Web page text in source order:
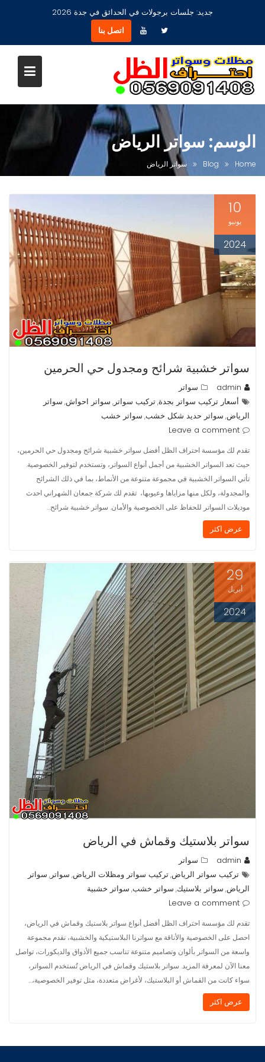
جديد: جلسات برجولات في الحدائق في جدة 2026
اتصل بنا
الوسم: سواتر الرياض
Home
Blog سواتر الرياض
10
يونيو
2024
سواتر خشبية شرائح ومجدول حي الحرمين
admin
سواتر
أسعار تركيب سواتر بجدة,تركيب سواتر, سواتر احواش, سواتر
الرياض, سواتر حديد شكل خشب, سواتر خشب
Leave a comment
تقدم لك مؤسسة احتراف الظل أفضل سواتر خشبية شرائح ومجدول حي الحرمين،
حيث تعد السواتر الخشبية من أجمل أنواع السواتر، وتستخدم لتوفير الخصوصية.
تأتي السواتر الخشبية في مجموعة متنوعة من الأنماط، بما في ذلك الشرائح
والمجدولة، ولكل منها مزاياها وعيوبها، تقدم لك شركة جمعان الشهراني احدث
موديلات السواتر للحفاظ على الخصوصية والأمان. سواتر خشبية شرائح…
عرض اكثر
29
أبريل
2024
سواتر بلاستيك وقماش في الرياض
admin
سواتر
تركيب سواتر الرياض,تركيب سواتر ومظلات الرياض, سواتر , سواتر
الرياض, سواتر بلاستيك, سواتر خشب, سواتر خشبية
Leave a comment
تقدم لك مؤسسة احتراف الظل أفضل أنواع سواتر بلاستيك وقماش في الرياض،
احصل على الخصوصية والأناقة مع سواترنا البلاستيكية والخشبية، نقدم مجموعة
واسعة من السواتر بألوان وتصاميم متنوعة تناسب جميع الأذواق والديكورات، تواصل
معنا الآن لمعرفة المزيد. سواتر بلاستيك وقماش في الرياض تُستخدم السواتر،
سواء كانت من القماش أو البلاستيك، لأغراض متعددة، مثل توفير الخصوصية،…
عرض اكثر